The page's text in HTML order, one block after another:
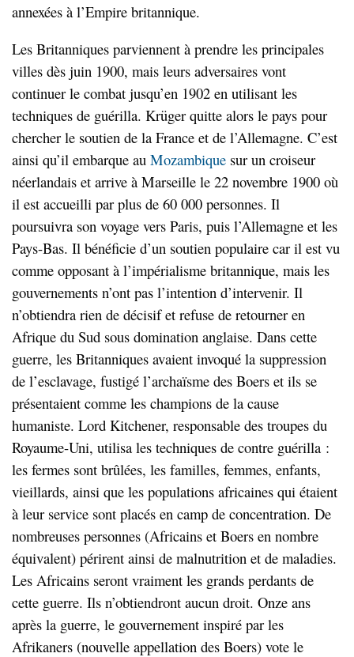
annexées à l’Empire britannique.
Les Britanniques parviennent à prendre les principales
villes dès juin 1900, mais leurs adversaires vont
continuer le combat jusqu’en 1902 en utilisant les
techniques de guérilla. Krüger quitte alors le pays pour
chercher le soutien de la France et de l’Allemagne. C’est
ainsi qu’il embarque au Mozambique sur un croiseur
néerlandais et arrive à Marseille le 22 novembre 1900 où
il est accueilli par plus de 60 000 personnes. Il
poursuivra son voyage vers Paris, puis l’Allemagne et les
Pays-Bas. Il bénéficie d’un soutien populaire car il est vu
comme opposant à l’impérialisme britannique, mais les
gouvernements n’ont pas l’intention d’intervenir. Il
n’obtiendra rien de décisif et refuse de retourner en
Afrique du Sud sous domination anglaise. Dans cette
guerre, les Britanniques avaient invoqué la suppression
de l’esclavage, fustigé l’archaïsme des Boers et ils se
présentaient comme les champions de la cause
humaniste. Lord Kitchener, responsable des troupes du
Royaume-Uni, utilisa les techniques de contre guérilla :
les fermes sont brûlées, les familles, femmes, enfants,
vieillards, ainsi que les populations africaines qui étaient
à leur service sont placés en camp de concentration. De
nombreuses personnes (Africains et Boers en nombre
équivalent) périrent ainsi de malnutrition et de maladies.
Les Africains seront vraiment les grands perdants de
cette guerre. Ils n’obtiendront aucun droit. Onze ans
après la guerre, le gouvernement inspiré par les
Afrikaners (nouvelle appellation des Boers) vote le